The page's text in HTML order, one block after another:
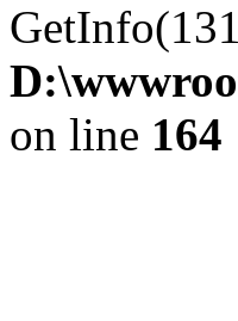
on line 164